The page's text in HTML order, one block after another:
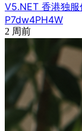
V5.NET 香港独
P7dw4PH4W
2 周前